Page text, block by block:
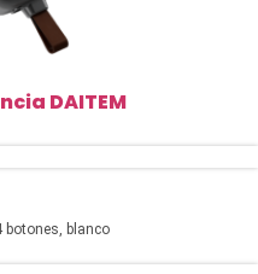
DAITEM
botones, blanco